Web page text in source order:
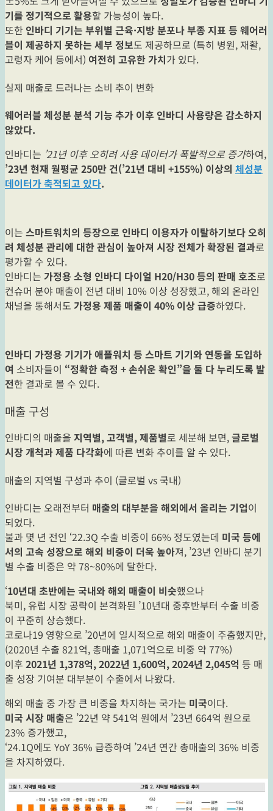
기를 정기적으로 활용할 가능성이 높다.
또한 인바디 기기는 부위별 근육·지방 분포나 부종 지표 등 웨어러
블이 제공하지 못하는 세부 정보도 제공하므로 (특히 병원, 재활,
고령자 케어 등에서) 여전히 고유한 가치가 있다.
실제 매출로 드러나는 소비 추이 변화
웨어러블 체성분 분석 기능 추가 이후 인바디 사용량은 감소하지
않았다.
인바디는 ’21년 이후 오히려 사용 데이터가 폭발적으로 증가하여,
’23년 현재 월평균 250만 건(’21년 대비 +155%) 이상의 체성분
데이터가 축적되고 있다.
이는 스마트워치의 등장으로 인바디 이용자가 이탈하기보다 오히
려 체성분 관리에 대한 관심이 높아져 시장 전체가 확장된 결과로
평가할 수 있다.
인바디는 가정용 소형 인바디 다이얼 H20/H30 등의 판매 호조로
컨슈머 분야 매출이 전년 대비 10% 이상 성장했고, 해외 온라인
채널을 통해서도 가정용 제품 매출이 40% 이상 급증하였다.
인바디 가정용 기기가 애플워치 등 스마트 기기와 연동을 도입하
여 소비자들이 “정확한 측정 + 손쉬운 확인”을 둘 다 누리도록 발
전한 결과로 볼 수 있다.
매출 구성
인바디의 매출을 지역별, 고객별, 제품별로 세분해 보면,글로벌
시장 개척과 제품 다각화에 따른 변화 추이를 알 수 있다.
매출의 지역별 구성과 추이 (글로벌 vs 국내)
인바디는 오래전부터 매출의 대부분을 해외에서 올리는 기업이
되었다.
불과 몇 년 전인 ‘22.3Q 수출 비중이 66% 정도였는데 미국 등에
서의 고속 성장으로 해외 비중이 더욱 높아져, ’23년 인바디 분기
별 수출 비중은 약 78~80%에 달한다.
‘10년대 초반에는 국내와 해외 매출이 비슷했으나
북미, 유럽 시장 공략이 본격화된 ’10년대 중후반부터 수출 비중
이 꾸준히 상승했다.
코로나19 영향으로 ’20년에 일시적으로 해외 매출이 주춤했지만,
(2020년 수출 821억, 총매출 1,071억으로 비중 약 77%)
이후 2021년 1,378억, 2022년 1,600억, 2024년 2,045억 등 매
출 성장 기여분 대부분이 수출에서 나왔다.
해외 매출 중 가장 큰 비중을 차지하는 국가는 미국이다.
미국 시장 매출은 ’22년 약 541억 원에서 ’23년 664억 원으로
23% 증가했고,
‘24.1Q에도 YoY 36% 급증하여 ’24년 연간 총매출의 36% 비중
을 차지하였다.